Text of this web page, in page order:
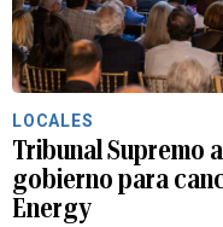
LOCALES
Tribunal Supremo
gobierno para
Energy